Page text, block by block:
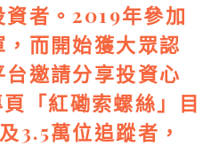
者。2019年參加
而開始獲大眾認
邀請分享投資心
「紅磡索螺絲」目
3.5萬位追蹤者，